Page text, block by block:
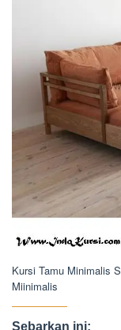
Kursi Tamu Minimalis
Miinimalis
Sebarkan ini: